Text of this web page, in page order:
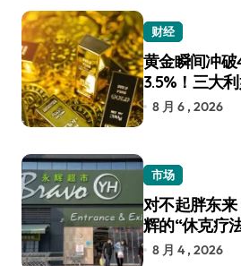
财经
黄金瞬间冲
3.5%！三大
8 月 6 , 2026
市场
对不起胖东
辉的“休克疗
8 月 4 , 2026